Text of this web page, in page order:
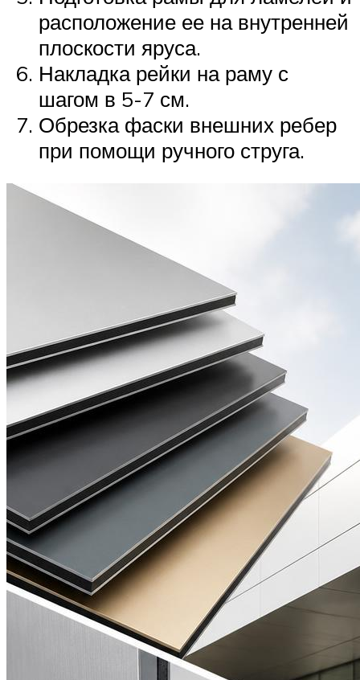
расположение ее на внутренней
плоскости яруса.
Накладка рейки на раму с
шагом в 5-7 см.
Обрезка фаски внешних ребер
при помощи ручного струга.